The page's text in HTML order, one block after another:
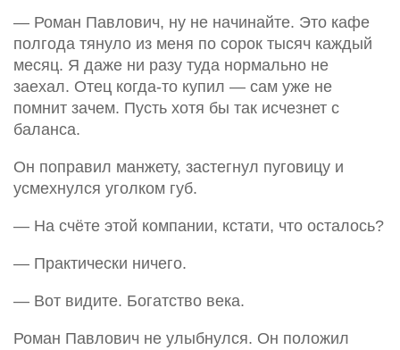
— Роман Павлович, ну не начинайте. Это кафе
полгода тянуло из меня по сорок тысяч каждый
месяц. Я даже ни разу туда нормально не
заехал. Отец когда-то купил — сам уже не
помнит зачем. Пусть хотя бы так исчезнет с
баланса.
Он поправил манжету, застегнул пуговицу и
усмехнулся уголком губ.
— На счёте этой компании, кстати, что осталось?
— Практически ничего.
— Вот видите. Богатство века.
Роман Павлович не улыбнулся. Он положил